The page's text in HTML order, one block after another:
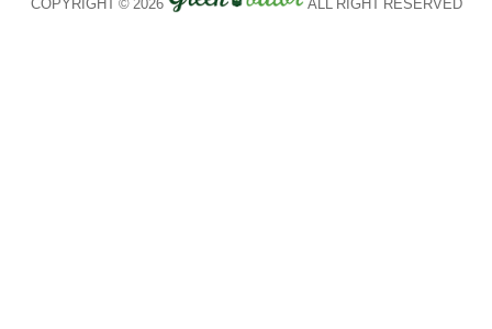
COPYRIGHT © 2026 ALL RIGHT RESERVED